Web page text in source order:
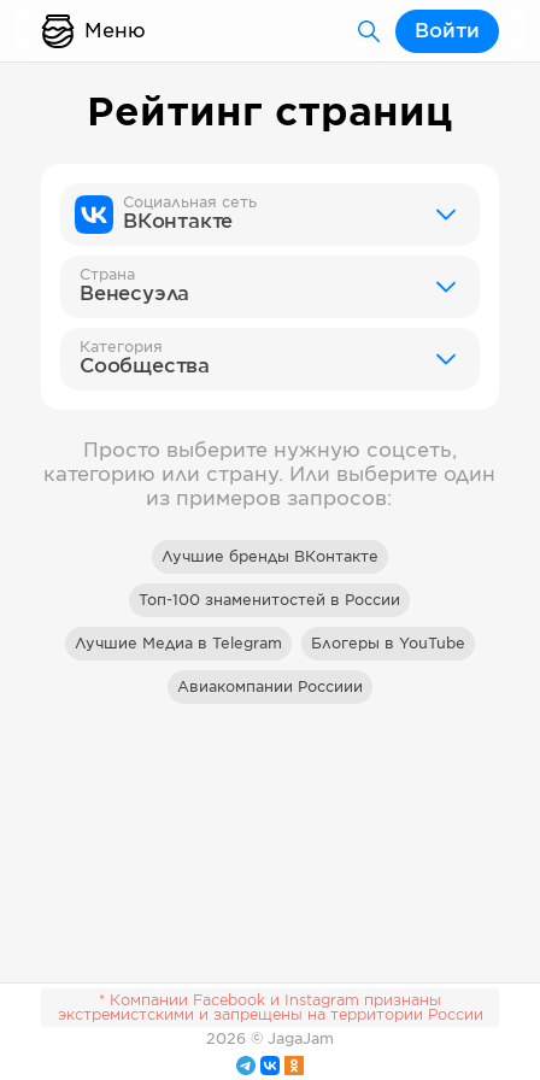
Меню Войти
Рейтинг страниц
Социальная сеть
ВКонтакте
Страна
Венесуэла
Категория
Сообщества
Просто выберите нужную соцсеть,
категорию или страну. Или выберите один
из примеров запросов:
Лучшие бренды ВКонтакте
Топ-100 знаменитостей в России
Лучшие Медиа в Telegram Блогеры в YouTube
Авиакомпании Россиии
* Компании Facebook и Instagram признаны
экстремистскими и запрещены на территории России
2026 © JagaJam